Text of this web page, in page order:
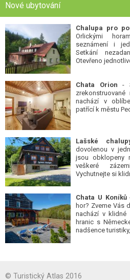
Nové ubytování
Chalupa pro
Orlickými
seznámení i
Setkání
Otevřeno
Chata Orion -
nachází v
patřící k městu
Lašské
dovolenou v
jsou obklopeny
veškeré
Vychutnejte si
Chata U Koníků
hor? Zveme Vás
nachází v klidné
hranic s
nadšence
© Turistický Atlas 2016